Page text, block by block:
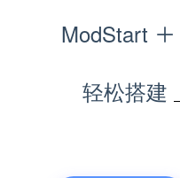
ModStart
轻松搭建